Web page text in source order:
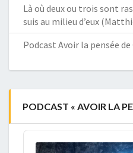
Là où deux ou trois sont
suis au milieu d’eux
Podcast Avoir la pensée
PODCAST « AVOIR LA
Audio
Player